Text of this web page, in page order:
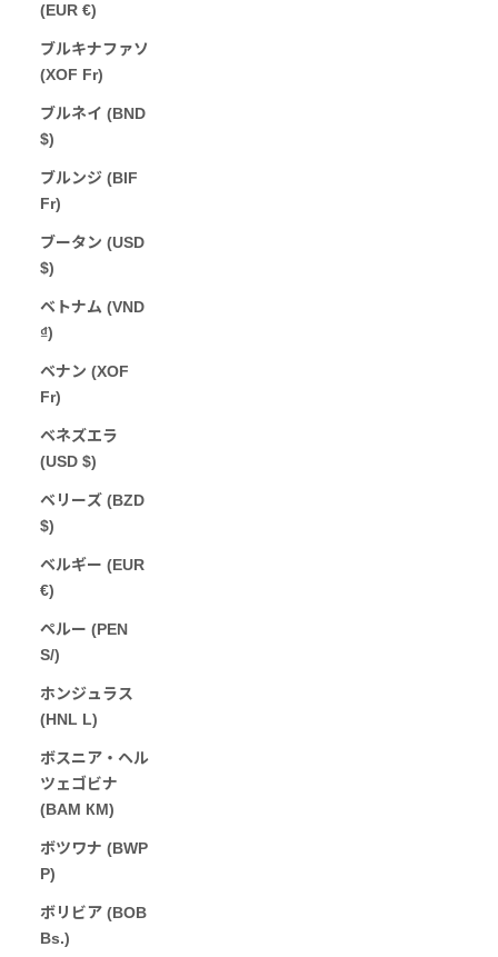
(EUR €)
ブルキナファソ
(XOF Fr)
ブルネイ (BND
$)
ブルンジ (BIF
Fr)
ブータン (USD
$)
ベトナム (VND
₫)
ベナン (XOF
Fr)
ベネズエラ
(USD $)
ベリーズ (BZD
$)
ベルギー (EUR
€)
ペルー (PEN
S/)
ホンジュラス
(HNL L)
ボスニア・ヘル
ツェゴビナ
(BAM КМ)
ボツワナ (BWP
P)
ボリビア (BOB
Bs.)